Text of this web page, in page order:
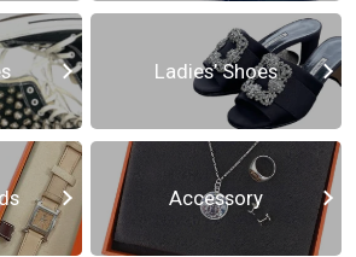
Ladies’ Shoes
Accessory